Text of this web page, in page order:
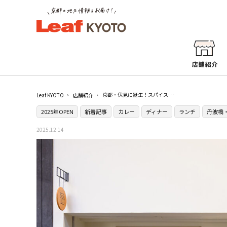
Leaf KYOTO 店舗紹介 京都・伏見に誕生！スパイス欧風カレーが人気の［メドカレー舎］が実店舗をオープン
2025年OPEN 新着記事 カレー ディナー ランチ 丹波橋
2025.12.14